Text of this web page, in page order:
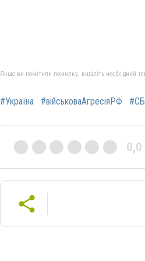
Якщо ви помітили помилку, виділіть необхідний
#Україна #військоваАгресіяРФ
0,0